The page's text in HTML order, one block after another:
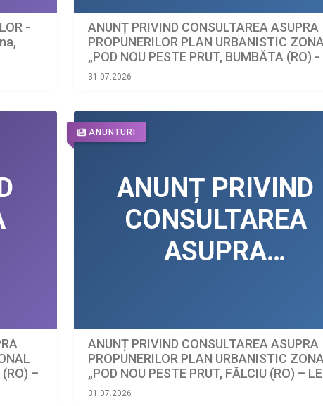
-
ANUNȚ PRIVIND CONSULTAREA ASUPRA
PROPUNERILOR PLAN URBANISTIC
„POD NOU PESTE PRUT, BUMBĂTA (RO) -
LEOVA (MD)”
31.07.2026
(RO) –
ANUNTURI
ANUNȚ PRIVIND CONSULTAREA ASUPRA
PROPUNERILOR PLAN URBANISTIC
„POD NOU PESTE PRUT, FĂLCIU (RO) –
(MD)”
31.07.2026